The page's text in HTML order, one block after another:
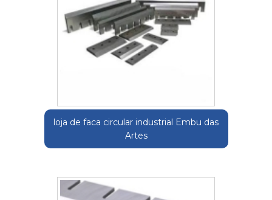
loja de faca circular industrial Embu das
Artes